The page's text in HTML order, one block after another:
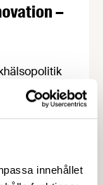
innehållet
–
och
än nya,